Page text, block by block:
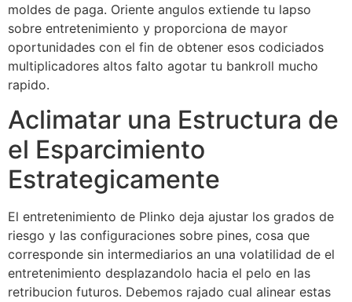
moldes de paga. Oriente angulos extiende tu lapso
sobre entretenimiento y proporciona de mayor
oportunidades con el fin de obtener esos codiciados
multiplicadores altos falto agotar tu bankroll mucho
rapido.
Aclimatar una Estructura de
el Esparcimiento
Estrategicamente
El entretenimiento de Plinko deja ajustar los grados de
riesgo y las configuraciones sobre pines, cosa que
corresponde sin intermediarios an una volatilidad de el
entretenimiento desplazandolo hacia el pelo en las
retribucion futuros. Debemos rajado cual alinear estas